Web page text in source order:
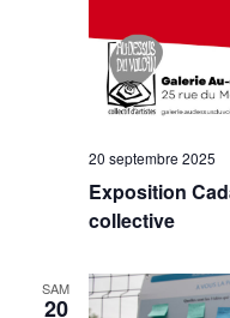
Exposition
collective
20 septembre 2025
SAM
20